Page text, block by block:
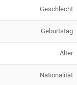
Geschlecht
Geburtstag
Alter
Nationalität